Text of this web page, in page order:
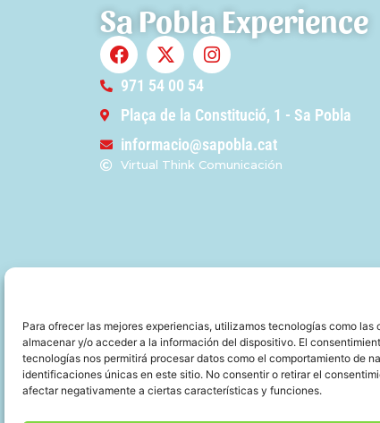
Para ofrecer las mejores experiencias, utilizamos tecnologías como las
almacenar y/o acceder a la información del dispositivo. El
tecnologías nos permitirá procesar datos como el comportamiento de
identificaciones únicas en este sitio. No consentir o retirar el
afectar negativamente a ciertas características y funciones.
Sa Pobla Experience
971 54 00 54
Plaça de la Constitució, 1 - Sa Pobla
informacio@sapobla.cat
Virtual Think Comunicación